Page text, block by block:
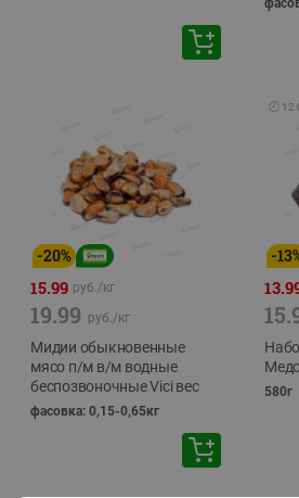
-20%
15.99 руб./кг
19.99 руб./кг
Мидии обыкновенные
мясо п/м в/м водные
беспозвоночные Vici вес
фасовка: 0,15-0,65кг
🕘
-13
580г